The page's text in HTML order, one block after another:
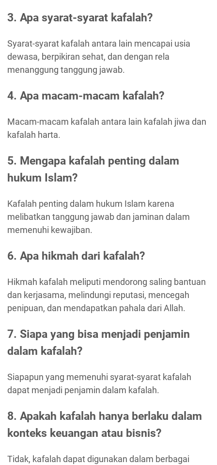
3. Apa syarat-syarat kafalah?
Syarat-syarat kafalah antara lain mencapai usia
dewasa, berpikiran sehat, dan dengan rela
menanggung tanggung jawab.
4. Apa macam-macam kafalah?
Macam-macam kafalah antara lain kafalah jiwa dan
kafalah harta.
5. Mengapa kafalah penting dalam
hukum Islam?
Kafalah penting dalam hukum Islam karena
melibatkan tanggung jawab dan jaminan dalam
memenuhi kewajiban.
6. Apa hikmah dari kafalah?
Hikmah kafalah meliputi mendorong saling bantuan
dan kerjasama, melindungi reputasi, mencegah
penipuan, dan mendapatkan pahala dari Allah.
7. Siapa yang bisa menjadi penjamin
dalam kafalah?
Siapapun yang memenuhi syarat-syarat kafalah
dapat menjadi penjamin dalam kafalah.
8. Apakah kafalah hanya berlaku dalam
konteks keuangan atau bisnis?
Tidak, kafalah dapat digunakan dalam berbagai